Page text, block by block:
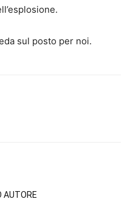
sul posto per noi.
AUTORE